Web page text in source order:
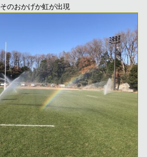
そのおかげか虹が出現